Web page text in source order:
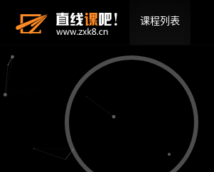
课程列表